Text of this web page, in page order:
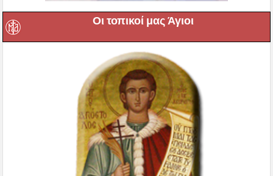
Οι τοπικοί μας Άγιοι